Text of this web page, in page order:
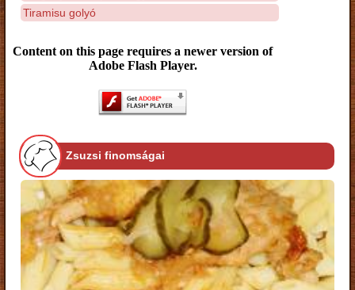
Tiramisu golyó
Content on this page requires a newer version of
Adobe Flash Player.
Zsuzsi finomságai